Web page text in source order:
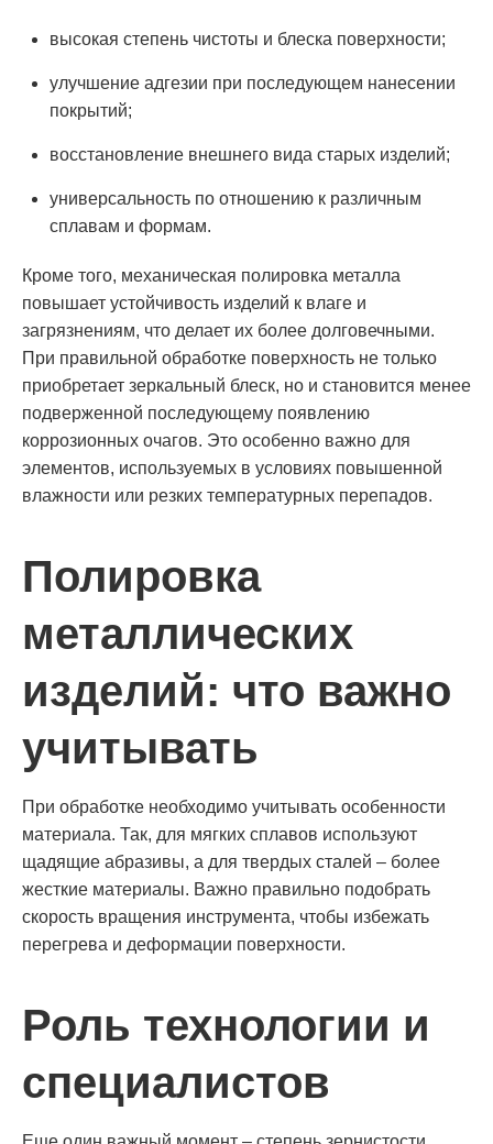
высокая степень чистоты и блеска поверхности;
улучшение адгезии при последующем нанесении
покрытий;
восстановление внешнего вида старых изделий;
универсальность по отношению к различным
сплавам и формам.
Кроме того, механическая полировка металла
повышает устойчивость изделий к влаге и
загрязнениям, что делает их более долговечными.
При правильной обработке поверхность не только
приобретает зеркальный блеск, но и становится менее
подверженной последующему появлению
коррозионных очагов. Это особенно важно для
элементов, используемых в условиях повышенной
влажности или резких температурных перепадов.
Полировка
металлических
изделий: что важно
учитывать
При обработке необходимо учитывать особенности
материала. Так, для мягких сплавов используют
щадящие абразивы, а для твердых сталей – более
жесткие материалы. Важно правильно подобрать
скорость вращения инструмента, чтобы избежать
перегрева и деформации поверхности.
Роль технологии и
специалистов